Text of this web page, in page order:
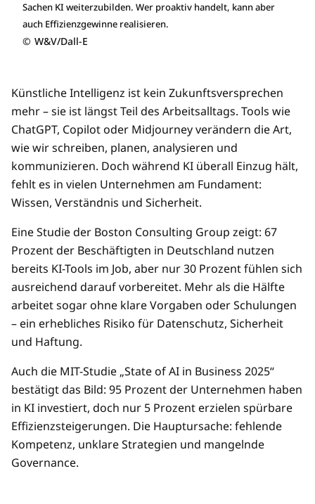
Sachen KI weiterzubilden. Wer proaktiv handelt, kann aber
auch Effizienzgewinne realisieren.
© W&V/Dall-E
Künstliche Intelligenz ist kein Zukunftsversprechen
mehr – sie ist längst Teil des Arbeitsalltags. Tools wie
ChatGPT, Copilot oder Midjourney verändern die Art,
wie wir schreiben, planen, analysieren und
kommunizieren. Doch während KI überall Einzug hält,
fehlt es in vielen Unternehmen am Fundament:
Wissen, Verständnis und Sicherheit.
Eine Studie der Boston Consulting Group zeigt: 67
Prozent der Beschäftigten in Deutschland nutzen
bereits KI-Tools im Job, aber nur 30 Prozent fühlen sich
ausreichend darauf vorbereitet. Mehr als die Hälfte
arbeitet sogar ohne klare Vorgaben oder Schulungen
– ein erhebliches Risiko für Datenschutz, Sicherheit
und Haftung.
Auch die MIT-Studie „State of AI in Business 2025“
bestätigt das Bild: 95 Prozent der Unternehmen haben
in KI investiert, doch nur 5 Prozent erzielen spürbare
Effizienzsteigerungen. Die Hauptursache: fehlende
Kompetenz, unklare Strategien und mangelnde
Governance.